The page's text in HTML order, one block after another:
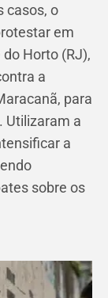
casos, o
em
Horto (RJ),
a
para
Utilizaram a
a
sobre os